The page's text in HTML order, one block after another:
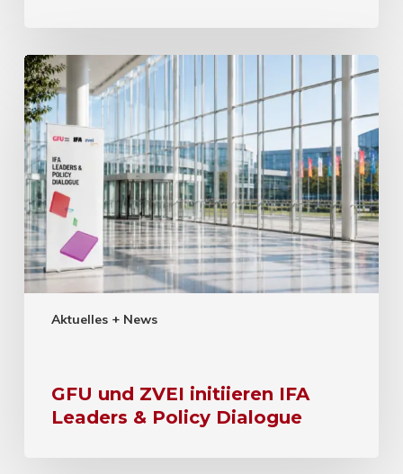
Aktuelles + News
GFU und ZVEI initiieren IFA
Leaders & Policy Dialogue